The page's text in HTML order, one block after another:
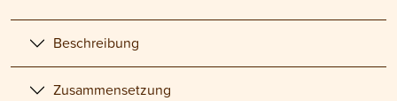
Beschreibung
Zusammensetzung